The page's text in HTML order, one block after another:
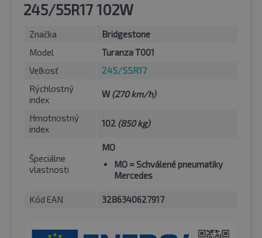
245/55R17 102W
Značka
Bridgestone
Model
Turanza T001
Veľkosť
245/55R17
Rýchlostný
index
W (270 km/h)
Hmotnostný
index
102 (850 kg)
Špeciálne
vlastnosti
MO
MO = Schválené pneumatiky
Mercedes
Kód EAN 3286340627917